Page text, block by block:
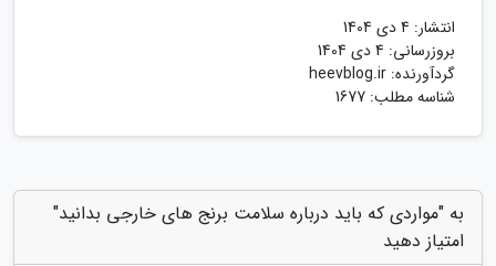
انتشار: 4 دی 1404
بروزرسانی: 4 دی 1404
گردآورنده: heevblog.ir
شناسه مطلب: 1677
به "مواردی که باید درباره سلامت برنج های خارجی بدانید"
امتیاز دهید